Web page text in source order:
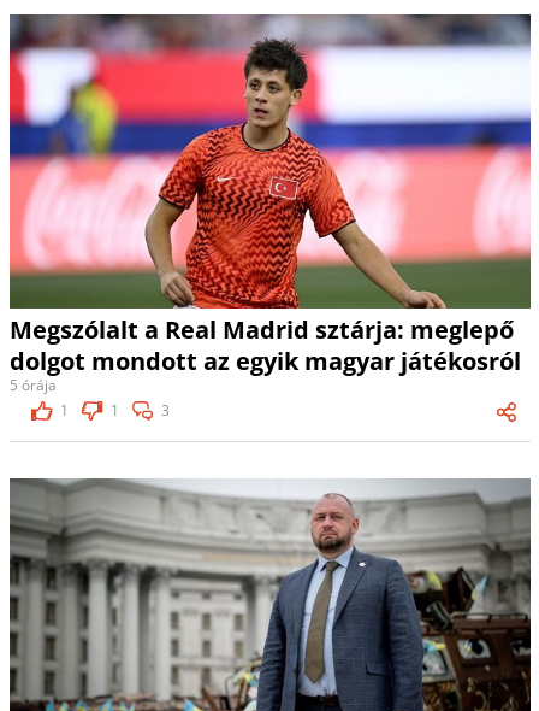
Megszólalt a Real Madrid sztárja: meglepő
dolgot mondott az egyik magyar játékosról
5 órája
1
1 3